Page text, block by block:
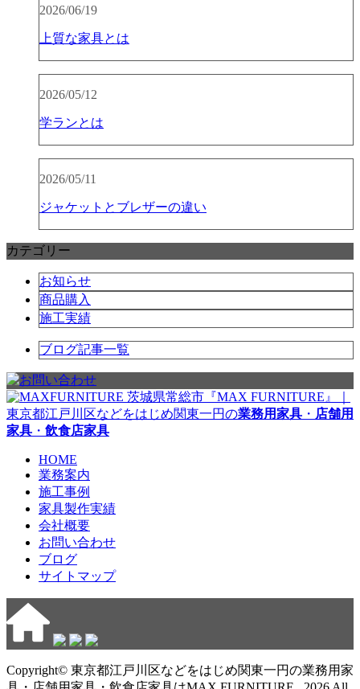
2026/06/19
上質な家具とは
2026/05/12
学ランとは
2026/05/11
ジャケットとブレザーの違い
カテゴリー
お知らせ
商品購入
施工実績
ブログ記事一覧
茨城県常総市『MAX FURNITURE』｜
東京都江戸川区などをはじめ関東一円の業務用家具 ・ 店舗用
家具 ・ 飲食店家具
HOME
業務案内
施工事例
家具製作実績
会社概要
お問い合わせ
ブログ
サイトマップ
Copyright© 東京都江戸川区などをはじめ関東一円の業務用家